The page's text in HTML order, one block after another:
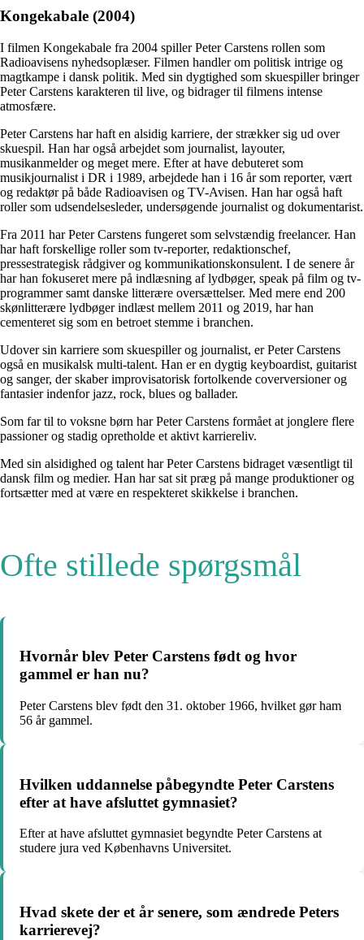
Kongekabale (2004)
I filmen Kongekabale fra 2004 spiller Peter Carstens rollen som
Radioavisens nyhedsoplæser. Filmen handler om politisk intrige og
magtkampe i dansk politik. Med sin dygtighed som skuespiller bringer
Peter Carstens karakteren til live, og bidrager til filmens intense
atmosfære.
Peter Carstens har haft en alsidig karriere, der strækker sig ud over
skuespil. Han har også arbejdet som journalist, layouter,
musikanmelder og meget mere. Efter at have debuteret som
musikjournalist i DR i 1989, arbejdede han i 16 år som reporter, vært
og redaktør på både Radioavisen og TV-Avisen. Han har også haft
roller som udsendelsesleder, undersøgende journalist og dokumentarist.
Fra 2011 har Peter Carstens fungeret som selvstændig freelancer. Han
har haft forskellige roller som tv-reporter, redaktionschef,
pressestrategisk rådgiver og kommunikationskonsulent. I de senere år
har han fokuseret mere på indlæsning af lydbøger, speak på film og tv-
programmer samt danske litterære oversættelser. Med mere end 200
skønlitterære lydbøger indlæst mellem 2011 og 2019, har han
cementeret sig som en betroet stemme i branchen.
Udover sin karriere som skuespiller og journalist, er Peter Carstens
også en musikalsk multi-talent. Han er en dygtig keyboardist, guitarist
og sanger, der skaber improvisatorisk fortolkende coverversioner og
fantasier indenfor jazz, rock, blues og ballader.
Som far til to voksne børn har Peter Carstens formået at jonglere flere
passioner og stadig opretholde et aktivt karriereliv.
Med sin alsidighed og talent har Peter Carstens bidraget væsentligt til
dansk film og medier. Han har sat sit præg på mange produktioner og
fortsætter med at være en respekteret skikkelse i branchen.
Ofte stillede spørgsmål
Hvornår blev Peter Carstens født og hvor
gammel er han nu?
Peter Carstens blev født den 31. oktober 1966, hvilket gør ham
56 år gammel.
Hvilken uddannelse påbegyndte Peter Carstens
efter at have afsluttet gymnasiet?
Efter at have afsluttet gymnasiet begyndte Peter Carstens at
studere jura ved Københavns Universitet.
Hvad skete der et år senere, som ændrede Peters
karrierevej?